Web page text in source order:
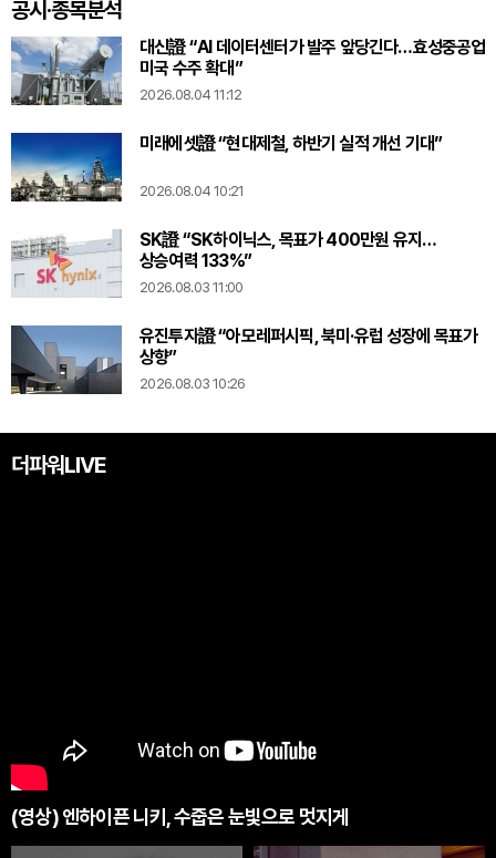
공시·종목분석
대신證 “AI 데이터센터가 발주 앞당긴다…효성중공업
미국 수주 확대”
2026.08.04 11:12
미래에셋證 “현대제철, 하반기 실적 개선 기대”
2026.08.04 10:21
SK證 “SK하이닉스, 목표가 400만원 유지…
상승여력 133%”
2026.08.03 11:00
유진투자證 “아모레퍼시픽, 북미·유럽 성장에 목표가
상향”
2026.08.03 10:26
더파워LIVE
(영상) 엔하이픈 니키, 수줍은 눈빛으로 멋지게